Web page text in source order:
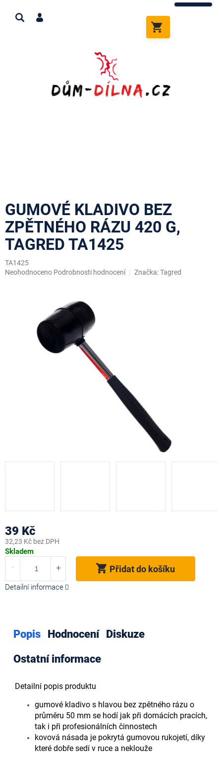
obsah
KOŠÍK
GUMOVÉ KLADIVO BEZ
ZPĚTNÉHO RÁZU 420 G,
TAGRED TA1425
TA1425
Průměrné
Neohodnoceno Podrobnosti hodnocení Značka:Tagred
39 Kč
32,23 Kč bez DPH
Měrná
Skladem
Přidat do košíku
Detailní informace
Popis Hodnocení
Diskuze
Ostatní informace
Detailní popis produktu
gumové kladivo s hlavou bez zpětného rázu o
průměru 50 mm se hodí jak při domácích pracích,
tak i při profesionálních činnostech
kovová násada je pokrytá gumovou rukojetí, díky
které dobře sedí v ruce a neklouže